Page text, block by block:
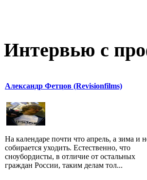
Интервью с
Александр Фетцов (Revisionfilms)
На календаре почти что апрель, а зима и
собирается уходить. Естественно, что
сноубордисты, в отличие от остальных
граждан России, таким делам тол...